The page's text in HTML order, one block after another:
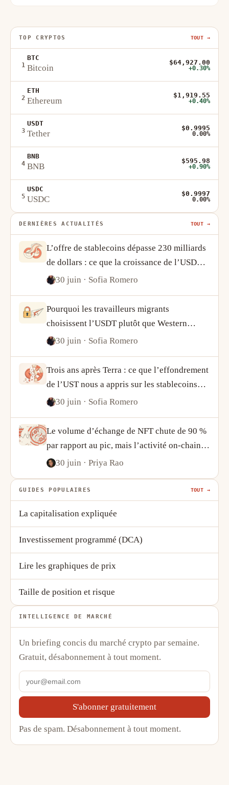
TOP CRYPTOS TOUT →
1
BTC
Bitcoin
$64,927.00
+0.30%
2
ETH
Ethereum
$1,919.55
+0.40%
3
USDT
Tether
$0.9995
0.00%
4
BNB
BNB
$595.98
+0.90%
5
USDC
USDC
$0.9997
0.00%
DERNIÈRES ACTUALITÉS TOUT →
L’offre de stablecoins dépasse 230 milliards
de dollars : ce que la croissance de l’USDT
et de l’USDC révèle sur la demande crypto
30 juin · Sofia Romero
Pourquoi les travailleurs migrants
choisissent l’USDT plutôt que Western
Union
30 juin · Sofia Romero
Trois ans après Terra : ce que l’effondrement
de l’UST nous a appris sur les stablecoins
algorithmiques
30 juin · Sofia Romero
Le volume d’échange de NFT chute de 90 %
par rapport au pic, mais l’activité on-chain
raconte une histoire plus complexe
30 juin · Priya Rao
GUIDES POPULAIRES TOUT →
La capitalisation expliquée
Investissement programmé (DCA)
Lire les graphiques de prix
Taille de position et risque
INTELLIGENCE DE MARCHÉ
Un briefing concis du marché crypto par semaine.
Gratuit, désabonnement à tout moment.
S'abonner gratuitement
Pas de spam. Désabonnement à tout moment.